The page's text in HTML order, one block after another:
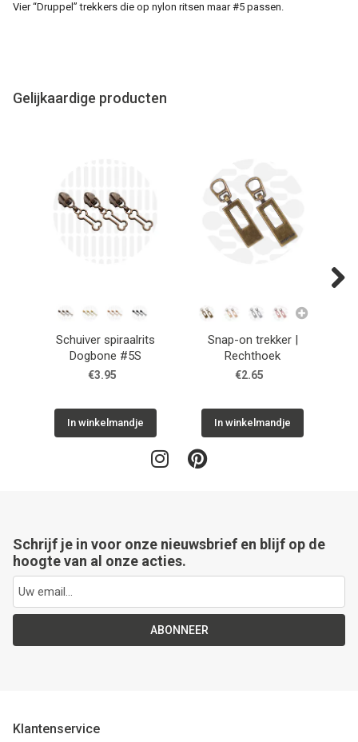
Vier “Druppel” trekkers die op nylon ritsen maar #5 passen.
Gelijkaardige producten
Schuiver spiraalrits
Dogbone #5S
€3.95
In winkelmandje
Snap-on trekker |
Rechthoek
€2.65
In winkelmandje
Schrijf je in voor onze nieuwsbrief en blijf op de
hoogte van al onze acties.
ABONNEER
Klantenservice